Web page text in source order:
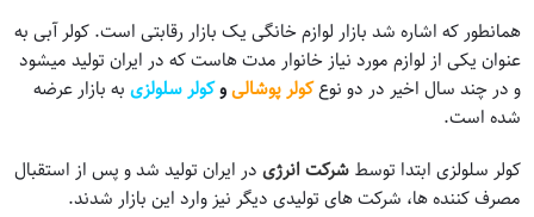
همانطور که اشاره شد بازار لوازم خانگی یک بازار رقابتی است. کولر آبی به
عنوان یکی از لوازم مورد نیاز خانوار مدت هاست که در ایران تولید میشود
و در چند سال اخیر در دو نوعکولر پوشالیوکولر سلولزیبه بازار عرضه
شده است.
کولر سلولزی ابتدا توسطشرکت انرژیدر ایران تولید شد و پس از استقبال
مصرف کننده ها، شرکت های تولیدی دیگر نیز وارد این بازار شدند.